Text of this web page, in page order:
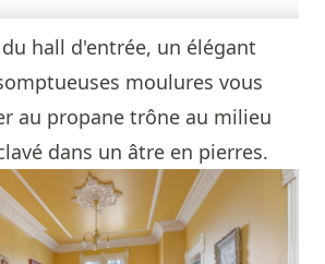
hall d'entrée, un élégant
moulures vous
au propane trône au milieu
dans un âtre en pierres.